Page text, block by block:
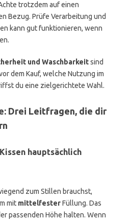
trotzdem auf einen
Bezug. Prüfe Verarbeitung und
kann gut funktionieren, wenn
und Waschbarkeitsind
dem Kauf, welche Nutzung im
du eine zielgerichtete Wahl.
Drei Leitfragen, die dir
hauptsächlich
zum Stillen brauchst,
mit mittelfesterFüllung. Das
passenden Höhe halten. Wenn